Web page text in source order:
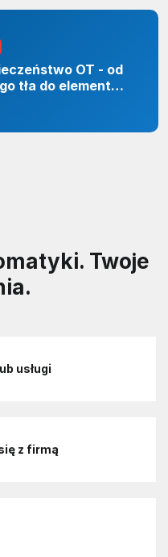
OT - od
tła do elementu
Twoje
usługi
z firmą